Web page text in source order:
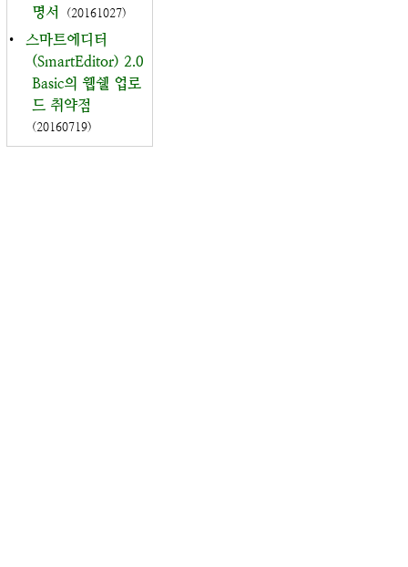
명서
(20161027)
•
스마트에디터
(SmartEditor) 2.0
Basic의 웹쉘 업로
드 취약점
(20160719)